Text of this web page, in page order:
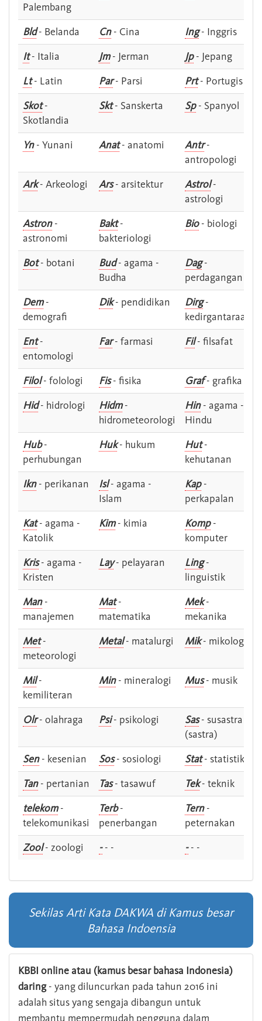
Palembang
Bld- Belanda Cn- Cina Ing- Inggris
It- Italia Jm- Jerman Jp- Jepang
Lt- Latin Par- Parsi Prt- Portugis
Skot-
Skotlandia
Skt- Sanskerta Sp- Spanyol
Yn- Yunani Anat- anatomi Antr-
antropologi
Ark- Arkeologi Ars- arsitektur Astrol-
astrologi
Astron-
astronomi
Bakt-
bakteriologi
Bio- biologi
Bot- botani Bud- agama -
Budha
Dag-
perdagangan
Dem-
demografi
Dik- pendidikan Dirg-
kedirgantaraan
Ent-
entomologi
Far- farmasi Fil- filsafat
Filol- folologi Fis- fisika Graf- grafika
Hid- hidrologi Hidm-
hidrometeorologi
Hin- agama -
Hindu
Hub-
perhubungan
Huk- hukum Hut-
kehutanan
Ikn- perikanan Isl- agama -
Islam
Kap-
perkapalan
Kat- agama -
Katolik
Kim- kimia Komp-
komputer
Kris- agama -
Kristen
Lay- pelayaran Ling-
linguistik
Man-
manajemen
Mat-
matematika
Mek-
mekanika
Met-
meteorologi
Metal- matalurgi Mik- mikologi
Mil-
kemiliteran
Min- mineralogi Mus- musik
Olr- olahraga Psi- psikologi Sas- susastra -
(sastra)
Sen- kesenian Sos- sosiologi Stat- statistik
Tan- pertanian Tas- tasawuf Tek- teknik
telekom-
telekomunikasi
Terb-
penerbangan
Tern-
peternakan
Zool- zoologi -- - -- -
Sekilas Arti Kata DAKWA di Kamus besar
Bahasa Indoensia
KBBI online atau (kamus besar bahasa Indonesia)
daring- yang diluncurkan pada tahun 2016 ini
adalah situs yang sengaja dibangun untuk
membantu mempermudah pengguna dalam